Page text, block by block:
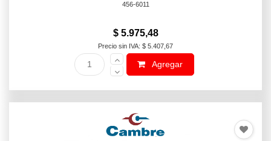
456-6011
$ 5.975,48
Precio sin IVA: $ 5.407,67
Agregar